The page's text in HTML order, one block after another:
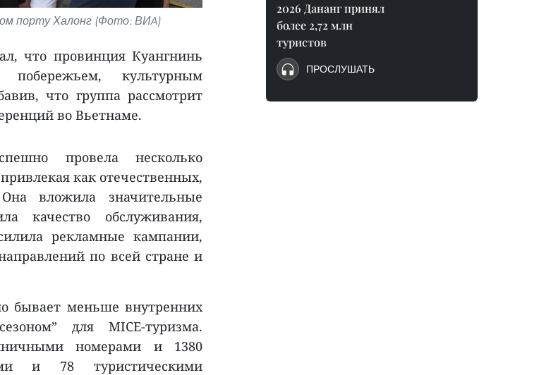
порту Халонг (Фото: ВИA)
что провинция Куангнинь
побережьем, культурным
что группа рассмотрит
во Вьетнаме.
провела несколько
как отечественных,
вложила значительные
качество обслуживания,
рекламные кампании,
по всей стране и
бывает меньше внутренних
для MICE-туризма.
номерами и 1380
и 78 туристическими
2026 Дананг принял
более 2,72 млн
туристов
ПРОСЛУШАТЬ